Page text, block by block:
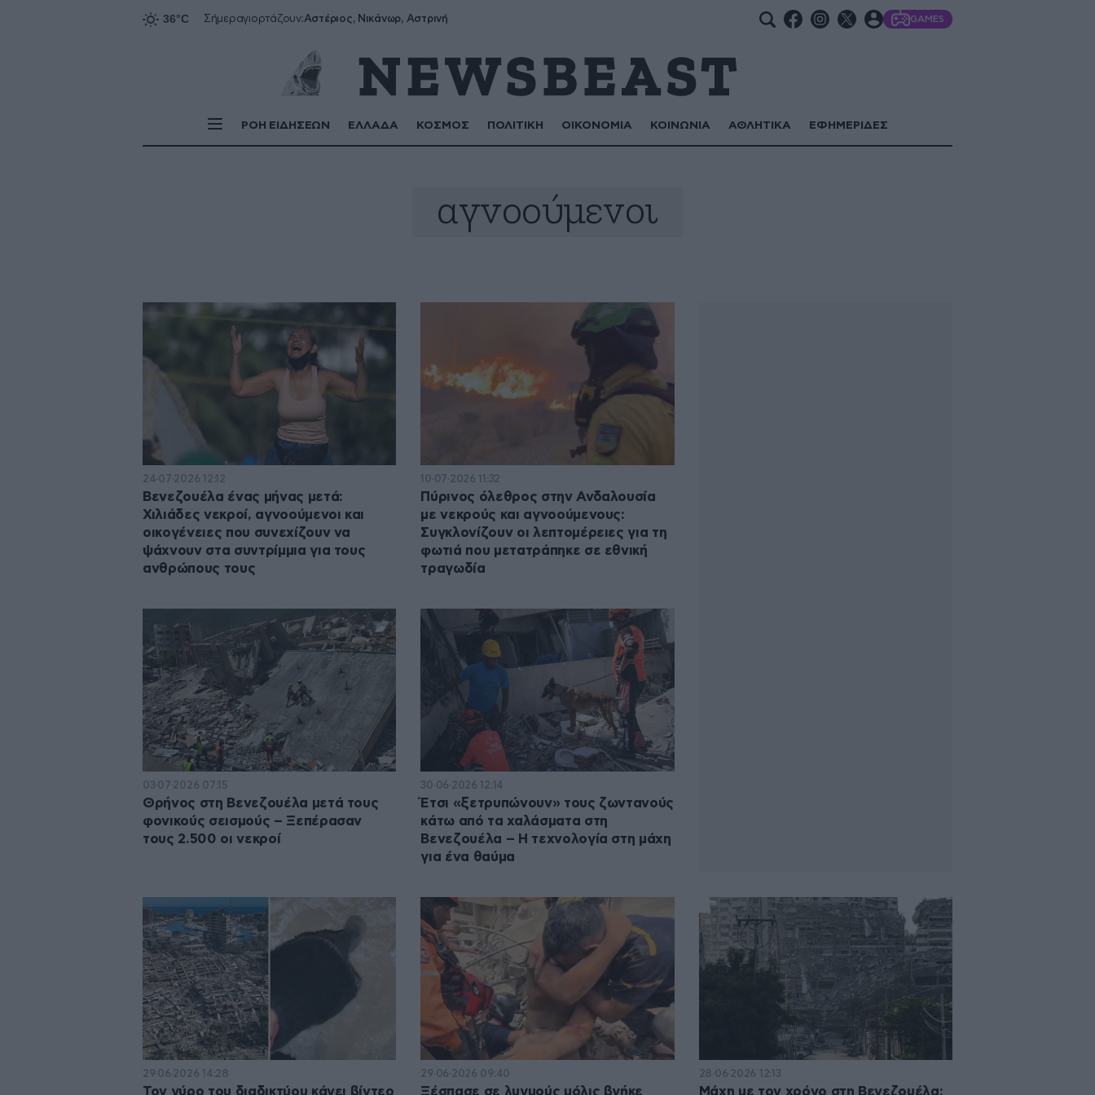
Σήμεραγιορτάζουν:Αστέριος, Νικάνωρ, Αστρινή GAMES
ΡΟΗ ΕΙΔΗΣΕΩΝ ΕΛΛΑΔΑ ΚΟΣΜΟΣ ΠΟΛΙΤΙΚΗ ΟΙΚΟΝΟΜΙΑ ΚΟΙΝΩΝΙΑ ΑΘΛΗΤΙΚΑ ΕΦΗΜΕΡΙΔΕΣ
αγνοούμενοι
24·07·2026 12:12
Βενεζουέλα ένας μήνας μετά:
Χιλιάδες νεκροί, αγνοούμενοι και
οικογένειες που συνεχίζουν να
ψάχνουν στα συντρίμμια για τους
ανθρώπους τους
10·07·2026 11:32
Πύρινος όλεθρος στην Ανδαλουσία
με νεκρούς και αγνοούμενους:
Συγκλονίζουν οι λεπτομέρειες για τη
φωτιά που μετατράπηκε σε εθνική
τραγωδία
03·07·2026 07:15
Θρήνος στη Βενεζουέλα μετά τους
φονικούς σεισμούς – Ξεπέρασαν
τους 2.500 οι νεκροί
30·06·2026 12:14
Έτσι «ξετρυπώνουν» τους ζωντανούς
κάτω από τα χαλάσματα στη
Βενεζουέλα – Η τεχνολογία στη μάχη
για ένα θαύμα
29·06·2026 14:28
Τον γύρο του διαδικτύου κάνει βίντεο
29·06·2026 09:40
Ξέσπασε σε λυγμούς μόλις βγήκε
28·06·2026 12:13
Μάχη με τον χρόνο στη Βενεζουέλα: